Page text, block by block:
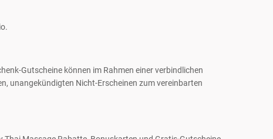
Gutscheine können im Rahmen einer verbindlichen
unangekündigten Nicht-Erscheinen zum vereinbarten